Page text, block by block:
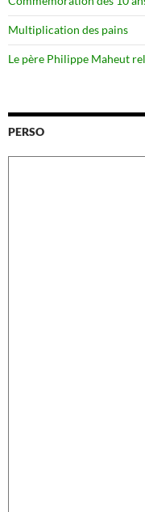
Multiplication des pains
Le père Philippe Maheut
PERSO